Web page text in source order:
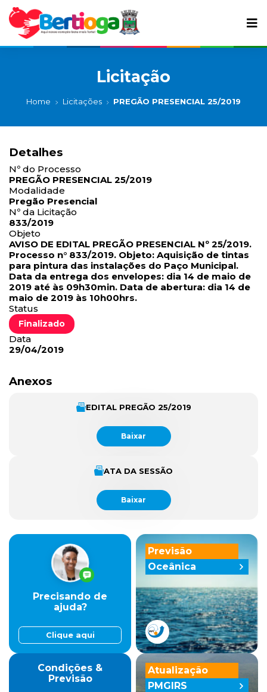
Licitação
Home Licitações PREGÃO PRESENCIAL 25/2019
Detalhes
Nº do Processo
PREGÃO PRESENCIAL 25/2019
Modalidade
Pregão Presencial
Nº da Licitação
833/2019
Objeto
AVISO DE EDITAL PREGÃO PRESENCIAL Nº 25/2019.
Processo n° 833/2019. Objeto: Aquisição de tintas
para pintura das instalações do Paço Municipal.
Data da entrega dos envelopes: dia 14 de maio de
2019 até às 09h30min. Data de abertura: dia 14 de
maio de 2019 às 10h00hrs.
Status
Finalizado
Data
29/04/2019
Anexos
EDITAL PREGÃO 25/2019
Baixar
ATA DA SESSÃO
Baixar
Previsão
Oceânica
Precisando de
ajuda?
Clique aqui
Condições &
Previsão
Atualização
PMGIRS